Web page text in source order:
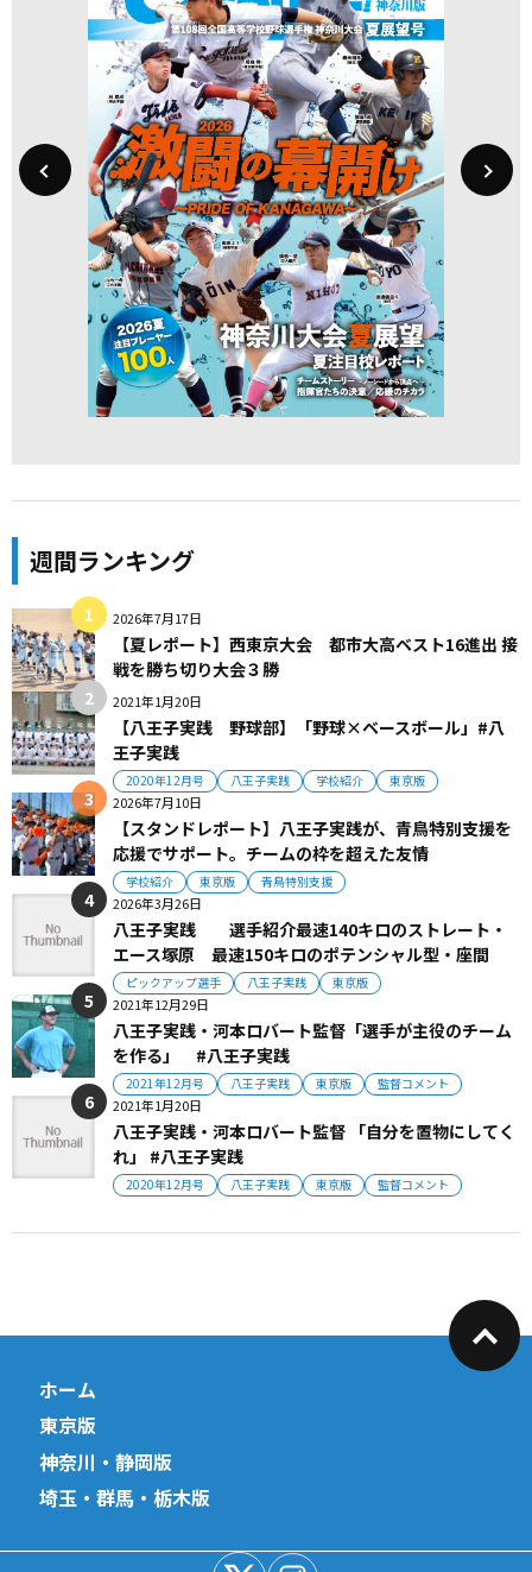
週間ランキング
2026年7月17日
【夏レポート】西東京大会 都市大高ベスト16進出 接
戦を勝ち切り大会３勝
2021年1月20日
【八王子実践 野球部】「野球×ベースボール」#八
王子実践
2020年12月号 八王子実践 学校紹介 東京版
2026年7月10日
【スタンドレポート】八王子実践が、青鳥特別支援を
応援でサポート。チームの枠を超えた友情
学校紹介 東京版 青鳥特別支援
2026年3月26日
八王子実践 選手紹介最速140キロのストレート・
エース塚原 最速150キロのポテンシャル型・座間
ピックアップ選手 八王子実践 東京版
2021年12月29日
八王子実践・河本ロバート監督「選手が主役のチーム
を作る」 #八王子実践
2021年12月号 八王子実践 東京版 監督コメント
2021年1月20日
八王子実践・河本ロバート監督 「自分を置物にしてく
れ」 #八王子実践
2020年12月号 八王子実践 東京版 監督コメント
ホーム
東京版
神奈川・静岡版
埼玉・群馬・栃木版